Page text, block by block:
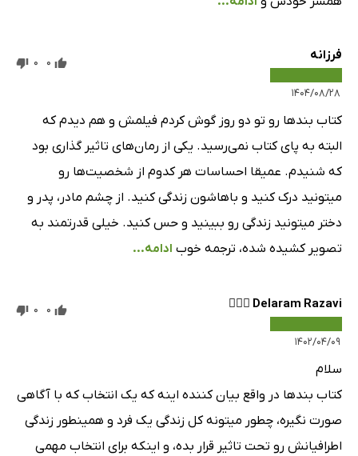
فرزانه
۱۴۰۴/۰۸/۲۸
0
0
کتاب بندها رو تو دو روز گوش کردم فیلمش و هم دیدم که
البته به پای کتاب نمی‌رسید. یکی از رمان‌های تاثیر گذاری بود
که شنیدم. عمیقا احساسات هر کدوم از شخصیت‌ها رو
میتونید درک کنید و باهاشون زندگی کنید. از چشم مادر، پدر و
دختر میتونید زندگی رو ببینید و حس کنید. خیلی قدرتمند به
تصویر کشیده شده، ترجمه خوب ادامه...
Delaram Razavi 🧚🏻‍♀️
۱۴۰۲/۰۴/۰۹
0
0
سلام
کتاب بندها در واقع بیان کننده اینه که یک انتخاب که با آگاهی
صورت نگیره، چطور میتونه کل زندگی یک فرد و همینطور زندگی
اطرافیانش رو تحت تاثیر قرار بده، و اینکه برای انتخاب مهمی